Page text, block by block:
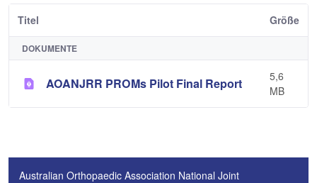
Titel Größe
DOKUMENTE
AOANJRR PROMs Pilot Final Report
5,6
MB
Australian Orthopaedic Association National Joint